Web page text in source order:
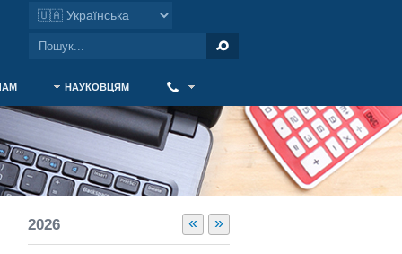
НАУКОВЦЯМ
« »
2026